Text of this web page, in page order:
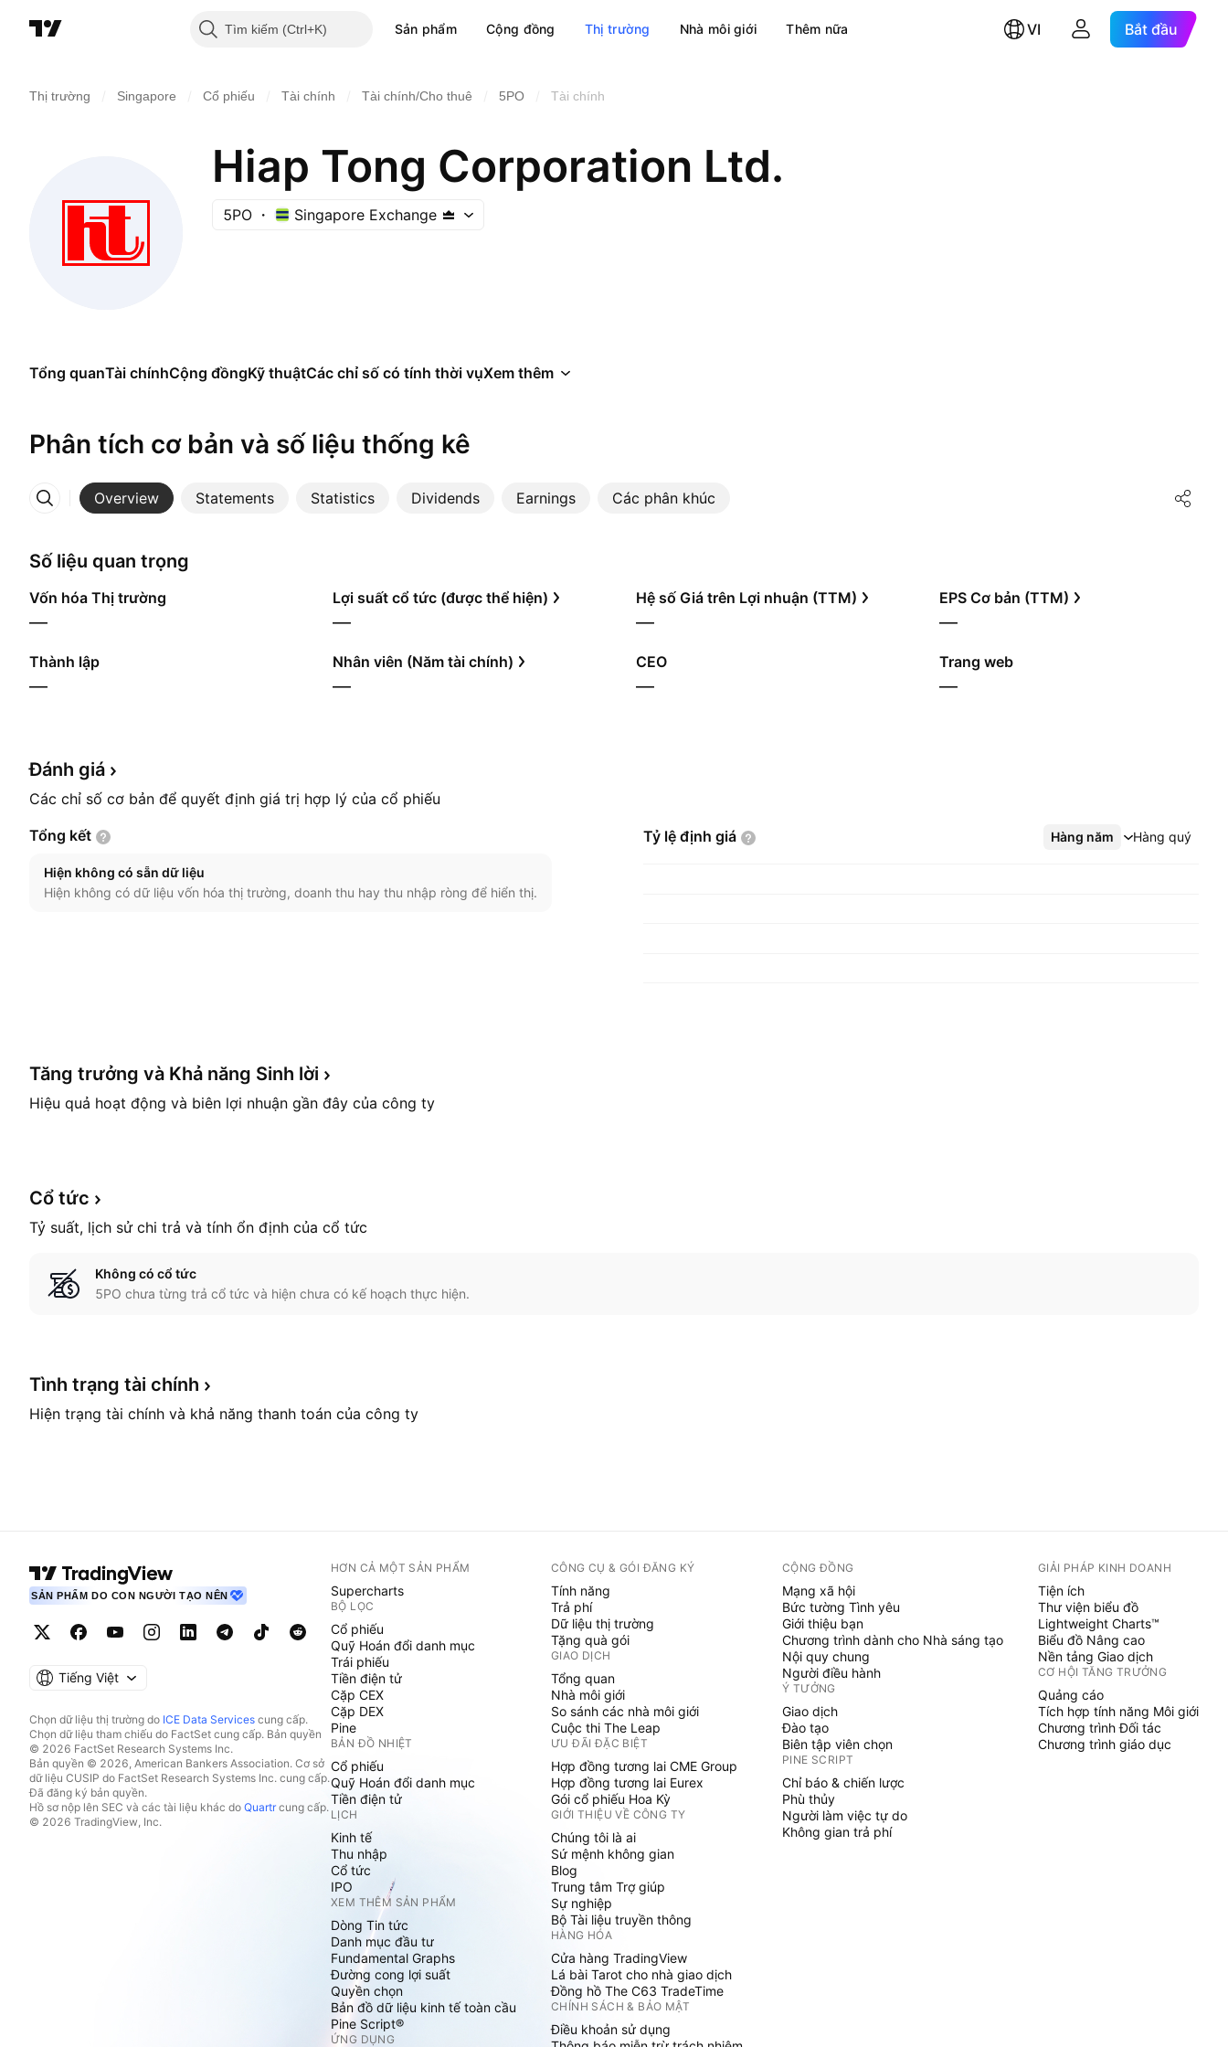
Tìm kiếm Sản phẩm Cộng đồng Thị trường Nhà môi giới Thêm nữa VI Bắt đầu
Thị trường Singapore Cổ phiếu Tài chính Tài chính/Cho thuê 5PO Tài chính
Hiap Tong Corporation Ltd.
5PO Singapore Exchange
Tổng quanTài chínhCộng đồngKỹ thuậtCác chỉ số có tính thời vụXem thêm
Phân tích cơ bản và số liệu thống kê
Overview Statements Statistics Dividends Earnings Các phân khúc
More
Số liệu quan trọng
Vốn hóa Thị trường
—
Lợi suất cổ tức (được thể hiện)
—
Hệ số Giá trên Lợi nhuận (TTM)
—
EPS Cơ bản (TTM)
—
Thành lập
—
Nhân viên (Năm tài chính)
—
CEO
—
Trang web
—
Đánh giá
Các chỉ số cơ bản để quyết định giá trị hợp lý của cổ phiếu
Tổng kết
Hiện không có sẵn dữ liệu
Hiện không có dữ liệu vốn hóa thị trường, doanh thu hay thu nhập ròng để hiển thị.
Tỷ lệ định giá Hàng năm Hàng quý
Xem thêm
Tăng trưởng và Khả năng Sinh lời
Hiệu quả hoạt động và biên lợi nhuận gần đây của công ty
Cổ tức
Tỷ suất, lịch sử chi trả và tính ổn định của cổ tức
Không có cổ tức
5PO chưa từng trả cổ tức và hiện chưa có kế hoạch thực hiện.
Tình trạng tài chính
Hiện trạng tài chính và khả năng thanh toán của công ty
SẢN PHẨM DO CON NGƯỜI TẠO NÊN
Tiếng Việt
Chọn dữ liệu thị trường do ICE Data Services cung cấp.
Chọn dữ liệu tham chiếu do FactSet cung cấp. Bản quyền
© 2026 FactSet Research Systems Inc.
Bản quyền © 2026, American Bankers Association. Cơ sở
dữ liệu CUSIP do FactSet Research Systems Inc. cung cấp.
Đã đăng ký bản quyền.
Hồ sơ nộp lên SEC và các tài liệu khác do Quartrcung cấp.
© 2026 TradingView, Inc.
HƠN CẢ MỘT SẢN PHẨM
Supercharts
BỘ LỌC
Cổ phiếu
Quỹ Hoán đổi danh mục
Trái phiếu
Tiền điện tử
Cặp CEX
Cặp DEX
Pine
BẢN ĐỒ NHIỆT
Cổ phiếu
Quỹ Hoán đổi danh mục
Tiền điện tử
LỊCH
Kinh tế
Thu nhập
Cổ tức
IPO
XEM THÊM SẢN PHẨM
Dòng Tin tức
Danh mục đầu tư
Fundamental Graphs
Đường cong lợi suất
Quyền chọn
Bản đồ dữ liệu kinh tế toàn cầu
Pine Script®
ỨNG DỤNG
CÔNG CỤ & GÓI ĐĂNG KÝ
Tính năng
Trả phí
Dữ liệu thị trường
Tặng quà gói
GIAO DỊCH
Tổng quan
Nhà môi giới
So sánh các nhà môi giới
Cuộc thi The Leap
ƯU ĐÃI ĐẶC BIỆT
Hợp đồng tương lai CME Group
Hợp đồng tương lai Eurex
Gói cổ phiếu Hoa Kỳ
GIỚI THIỆU VỀ CÔNG TY
Chúng tôi là ai
Sứ mệnh không gian
Blog
Trung tâm Trợ giúp
Sự nghiệp
Bộ Tài liệu truyền thông
HÀNG HÓA
Cửa hàng TradingView
Lá bài Tarot cho nhà giao dịch
Đồng hồ The C63 TradeTime
CHÍNH SÁCH & BẢO MẬT
Điều khoản sử dụng
CỘNG ĐỒNG
Mạng xã hội
Bức tường Tình yêu
Giới thiệu bạn
Chương trình dành cho Nhà sáng tạo
Nội quy chung
Người điều hành
Ý TƯỞNG
Giao dịch
Đào tạo
Biên tập viên chọn
PINE SCRIPT
Chỉ báo & chiến lược
Phù thủy
Người làm việc tự do
Không gian trả phí
GIẢI PHÁP KINH DOANH
Tiện ích
Thư viện biểu đồ
Lightweight Charts™
Biểu đồ Nâng cao
Nền tảng Giao dịch
CƠ HỘI TĂNG TRƯỞNG
Quảng cáo
Tích hợp tính năng Môi giới
Chương trình Đối tác
Chương trình giáo dục